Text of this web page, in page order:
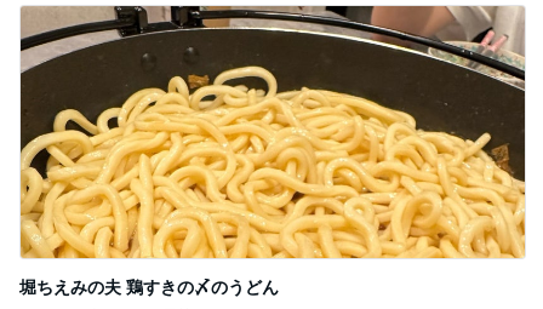
堀ちえみの夫 鶏すきの〆のうどん